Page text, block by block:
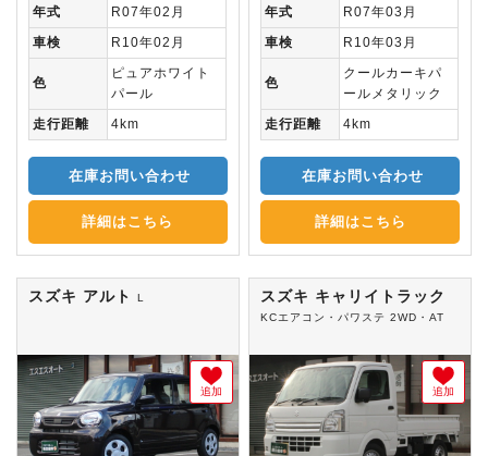
年式
R07年02月
車検
R10年02月
色
ピュアホワイト
パール
走行距離
4km
在庫お問い合わせ
詳細はこちら
年式
R07年03月
車検
R10年03月
色
クールカーキパ
ールメタリック
走行距離
4km
在庫お問い合わせ
詳細はこちら
スズキ アルト L
追加
スズキ キャリイトラック
KCエアコン・パワステ 2WD・AT
追加